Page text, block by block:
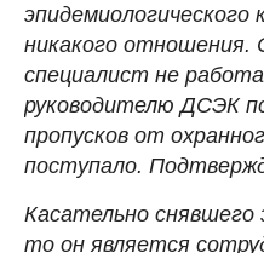
никакого отношения.
специалист не
руководителю ДСЭК
пропусков от
поступало.
Касательно снявшего
то он является